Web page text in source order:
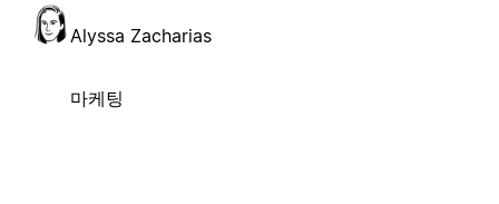
Alyssa Zacharias
마케팅